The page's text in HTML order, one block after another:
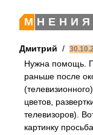
Дмитрий /
Нужна помощь.
раньше после
цветов,
телевизоров).
картинку